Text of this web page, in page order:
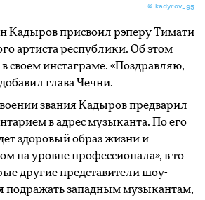
© kadyrov_95
Кадыров присвоил рэперу Тимати
артиста республики. Об этом
в своем инстаграме. «Поздравляю,
глава Чечни.
звания Кадыров предварил
в адрес музыканта. По его
здоровый образ жизни и
на уровне профессионала», в то
другие представители шоу-
подражать западным музыкантам,